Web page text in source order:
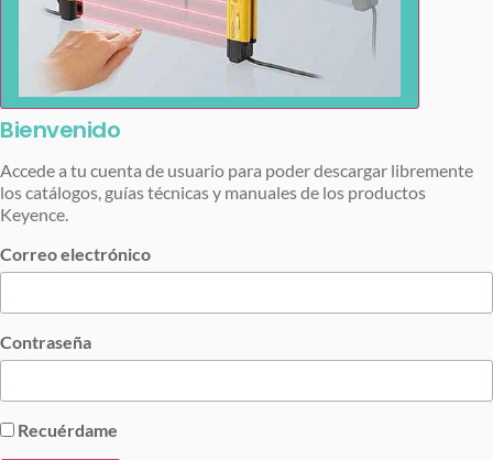
Bienvenido
Accede a tu cuenta de usuario para poder descargar libremente
los catálogos, guías técnicas y manuales de los productos
Keyence.
Correo electrónico
Contraseña
Recuérdame